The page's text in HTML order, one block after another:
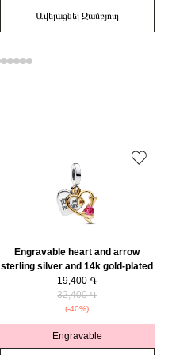
Ավելացնել Զամբյուղ
Engravable heart and arrow
sterling silver and 14k gold-plated
double dangle with red cubic
zirconia/ 763622C01
19,400 ֏
32,400 ֏
(-40%)
Engravable